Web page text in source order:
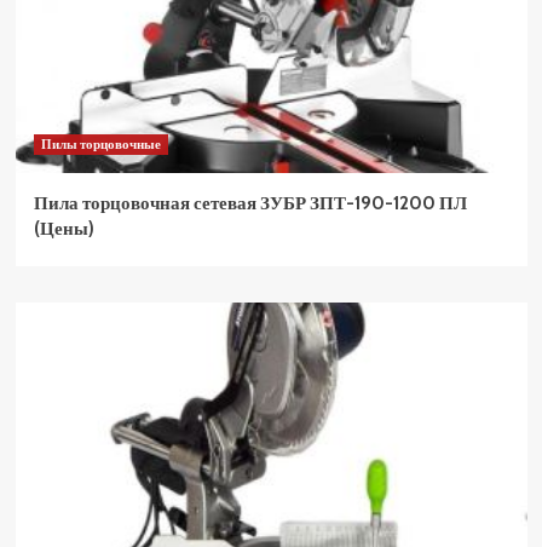
Пилы торцовочные
Пила торцовочная сетевая ЗУБР ЗПТ-190-1200 ПЛ
(Цены)